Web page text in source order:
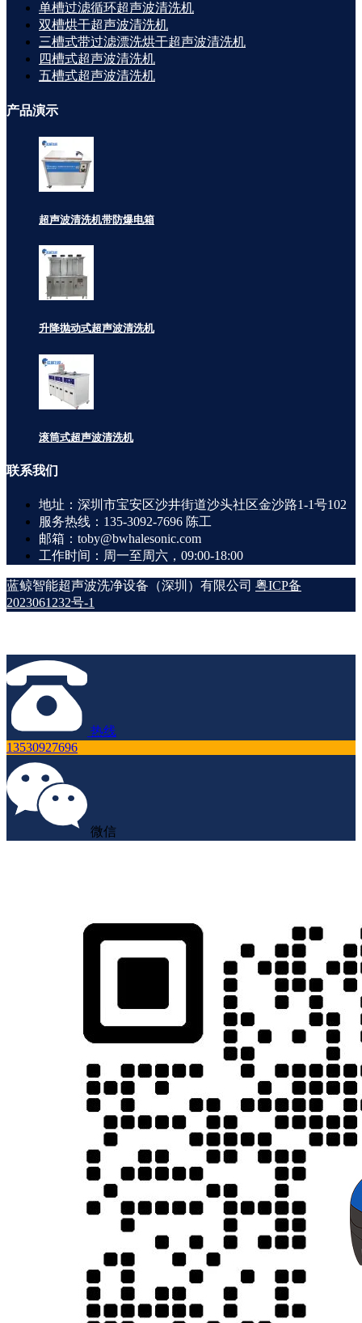
单槽过滤循环超声波清洗机
双槽烘干超声波清洗机
三槽式带过滤漂洗烘干超声波清洗机
四槽式超声波清洗机
五槽式超声波清洗机
产品演示
超声波清洗机带防爆电箱
升降抛动式超声波清洗机
滚筒式超声波清洗机
联系我们
地址：深圳市宝安区沙井街道沙头社区金沙路1-1号102
服务热线：135-3092-7696 陈工
邮箱：toby@bwhalesonic.com
工作时间：周一至周六，09:00-18:00
蓝鲸智能超声波洗净设备（深圳）有限公司 粤ICP备
2023061232号-1
热线
13530927696
微信